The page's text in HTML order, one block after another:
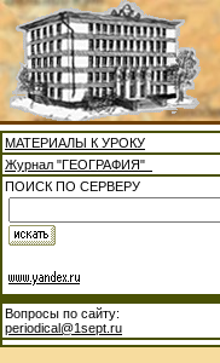
МАТЕРИАЛЫ К УРОКУ
Журнал "ГЕОГРАФИЯ"
ПОИСК ПО СЕРВЕРУ
Вопросы по сайту:
periodical@1sept.ru